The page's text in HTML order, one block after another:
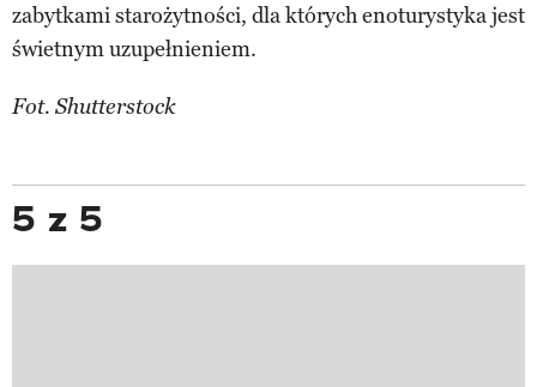
zabytkami starożytności, dla których enoturystyka jest
świetnym uzupełnieniem.
Fot. Shutterstock
5 z 5